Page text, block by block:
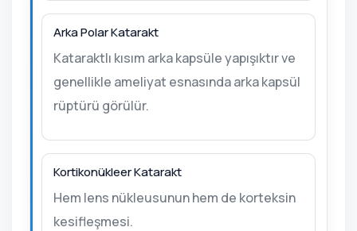
Arka Polar Katarakt
Kataraktlı kısım arka kapsüle yapışıktır ve
genellikle ameliyat esnasında arka kapsül
rüptürü görülür.
Kortikonükleer Katarakt
Hem lens nükleusunun hem de korteksin
kesifleşmesi.